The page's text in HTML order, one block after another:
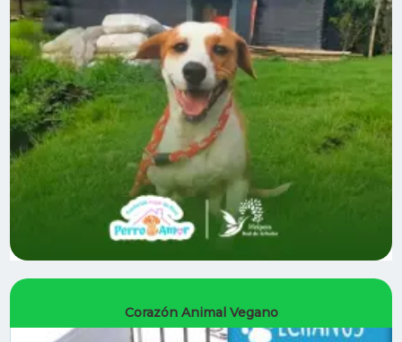
Corazón Animal Vegano